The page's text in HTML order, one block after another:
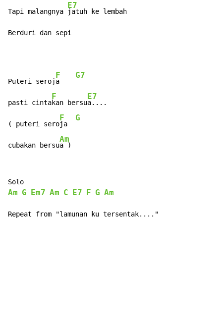
Tapi malangnya
E7
jatuh ke lembah
Berduri dan sepi
Puteri seroj
F
a
G7
pasti cinta
F
kan bersu
E7
a....
( puteri sero
F
ja
G
cubakan bersu
Am
a )
Am G Em7 Am C E7 F G Am
Repeat from "lamunan ku tersentak...."